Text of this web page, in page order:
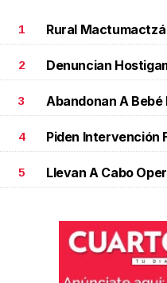
1 Rural
2 Denuncian
3 Abandonan A
4 Piden Intervención
5 Llevan A Cabo